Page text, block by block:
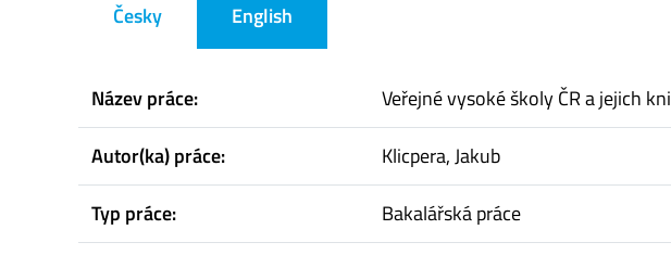
Česky English
Název práce:
Veřejné vysoké školy ČR a jejich
Autor(ka) práce:
Klicpera, Jakub
Typ práce:
Bakalářská práce